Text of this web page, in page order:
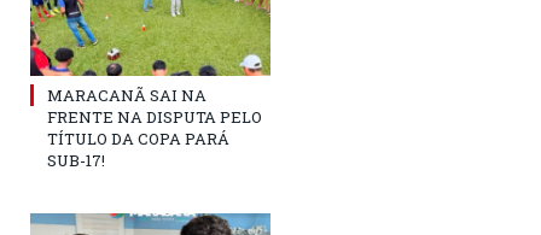
MARACANÃ SAI NA
FRENTE NA DISPUTA PELO
TÍTULO DA COPA PARÁ
SUB-17!